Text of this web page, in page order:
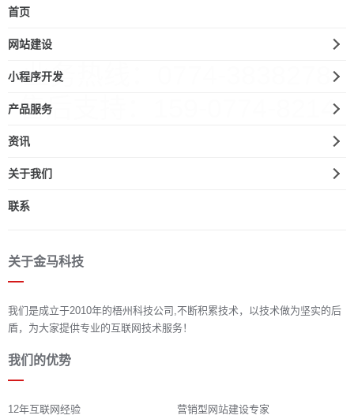
业务热线：
售后支持：159-0774-8214
首页
网站建设
小程序开发
产品服务
资讯
关于我们
联系
关于金马科技
我们是成立于2010年的梧州科技公司,不断积累技术，以技术做为坚实的后
盾，为大家提供专业的互联网技术服务！
我们的优势
12年互联网经验
营销型网站建设专家